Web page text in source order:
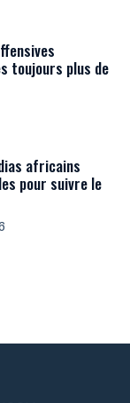
toujours plus de
africains
pour suivre le